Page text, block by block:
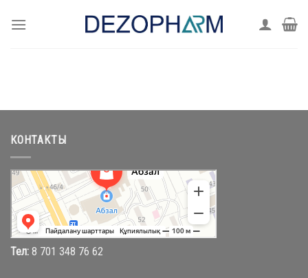
КОНТАКТЫ
Абзал
Торговый центр в Караганде
Магазин одежды в Караганде
Тел: 8 701 348 76 62